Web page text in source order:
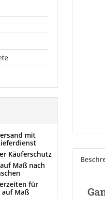
mit
Käuferschutz
Maß nach
für
auf Maß